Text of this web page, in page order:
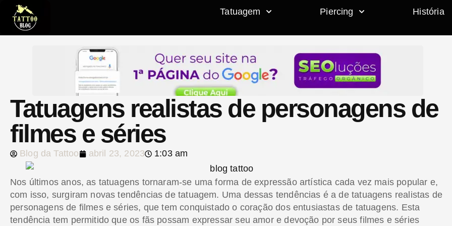
Tatuagem Piercing História
Tatuagens realistas de personagens de
filmes e séries
Blog da Tattoo abril 23, 2023 1:03 am
Nos últimos anos, as tatuagens tornaram-se uma forma de expressão artística cada vez mais popular e,
com isso, surgiram novas tendências de tatuagem. Uma dessas tendências é a de tatuagens realistas de
personagens de filmes e séries, que tem conquistado o coração dos entusiastas de tatuagens. Esta
tendência tem permitido que os fãs possam expressar seu amor e devoção por seus filmes e séries